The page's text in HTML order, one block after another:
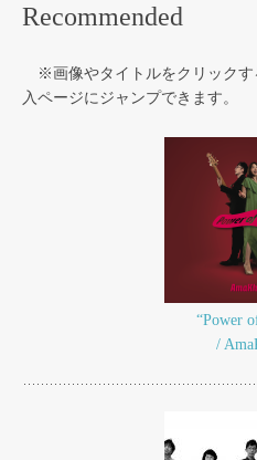
Recommended
※画像やタイトルをクリックす
入ページにジャンプできます。
“Power
/